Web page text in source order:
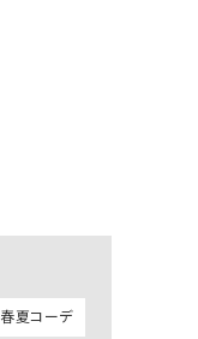
Osmosis（オズモシス）
春夏コーデ